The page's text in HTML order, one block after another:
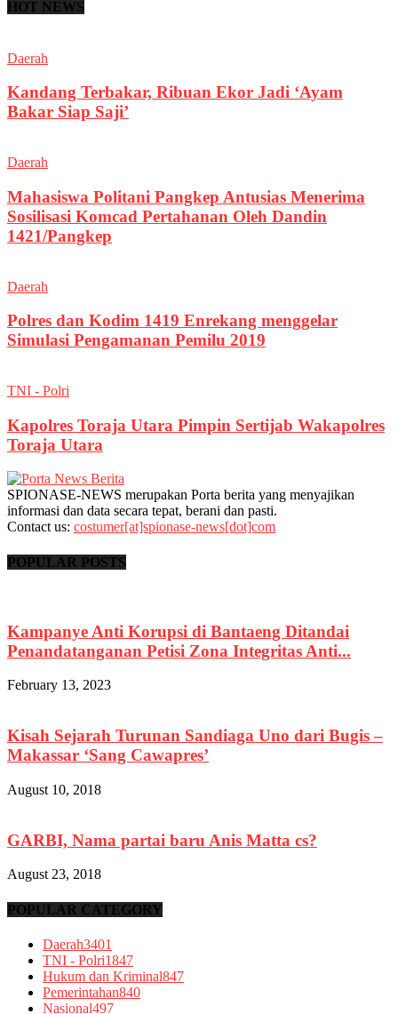
HOT NEWS
Daerah
Kandang Terbakar, Ribuan Ekor Jadi ‘Ayam
Bakar Siap Saji’
Daerah
Mahasiswa Politani Pangkep Antusias Menerima
Sosilisasi Komcad Pertahanan Oleh Dandin
1421/Pangkep
Daerah
Polres dan Kodim 1419 Enrekang menggelar
Simulasi Pengamanan Pemilu 2019
TNI - Polri
Kapolres Toraja Utara Pimpin Sertijab Wakapolres
Toraja Utara
SPIONASE-NEWS merupakan Porta berita yang menyajikan
informasi dan data secara tepat, berani dan pasti.
Contact us: costumer[at]spionase-news[dot]com
POPULAR POSTS
Kampanye Anti Korupsi di Bantaeng Ditandai
Penandatanganan Petisi Zona Integritas Anti...
February 13, 2023
Kisah Sejarah Turunan Sandiaga Uno dari Bugis –
Makassar ‘Sang Cawapres’
August 10, 2018
GARBI, Nama partai baru Anis Matta cs?
August 23, 2018
POPULAR CATEGORY
Daerah3401
TNI - Polri1847
Hukum dan Kriminal847
Pemerintahan840
Nasional497